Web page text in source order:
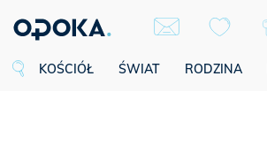
KOŚCIÓŁ ŚWIAT RODZINA